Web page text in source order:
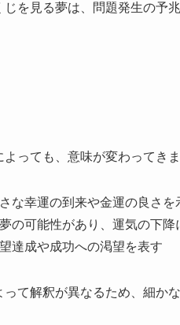
じを見る夢は、問題発生の予
っても、意味が変わってきま
な幸運の到来や金運の良さを
の可能性があり、運気の下降
達成や成功への渇望を表す
て解釈が異なるため、細か